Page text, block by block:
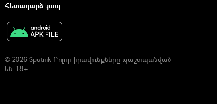
Հետադարձ կապ
© 2026 Sputnik Բոլոր իրավունքները պաշտպանված
են. 18+